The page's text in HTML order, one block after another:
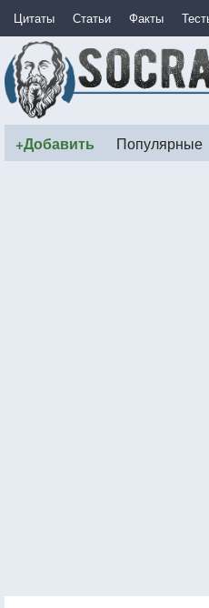
Цитаты Статьи Факты
+Добавить Популярные